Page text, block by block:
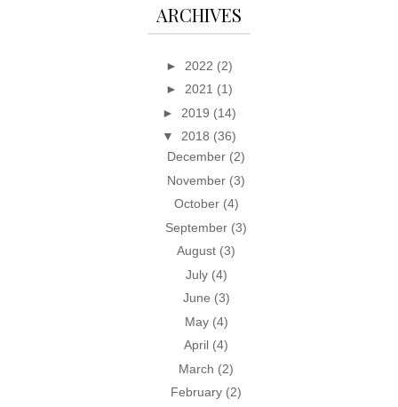
ARCHIVES
► 2022 (2)
► 2021 (1)
► 2019 (14)
▼ 2018 (36)
December (2)
November (3)
October (4)
September (3)
August (3)
July (4)
June (3)
May (4)
April (4)
March (2)
February (2)